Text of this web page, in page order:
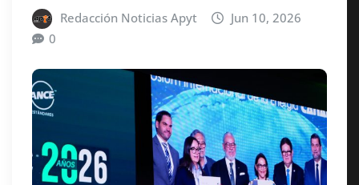
Redacción Noticias Apyt
Jun 10, 2026
0